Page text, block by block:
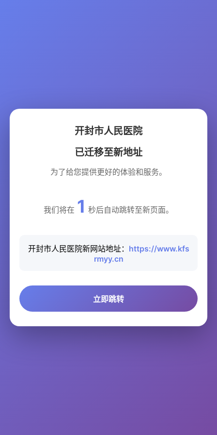
开封市人民医院
已迁移至新地址
为了给您提供更好的体验和服务。
我们将在 1 秒后自动跳转至新页面。
开封市人民医院新网站地址： https://www.kfs
rmyy.cn
立即跳转